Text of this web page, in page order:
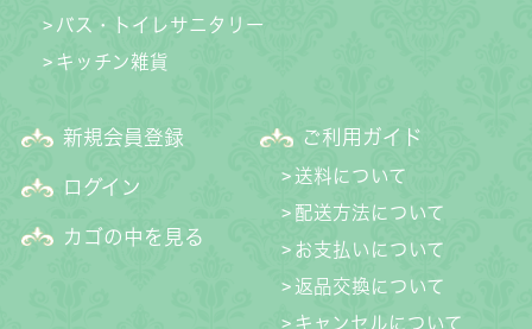
バス・トイレサニタリー
キッチン雑貨
新規会員登録
ログイン
カゴの中を見る
ご利用ガイド
送料について
配送方法について
お支払いについて
返品交換について
キャンセルについて